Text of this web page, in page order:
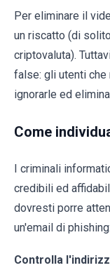
Per eliminare il
un riscatto (di
criptovaluta).
false: gli utenti
ignorarle ed
Come
I criminali
credibili ed
dovresti porre
un'email di phishing:
Controlla